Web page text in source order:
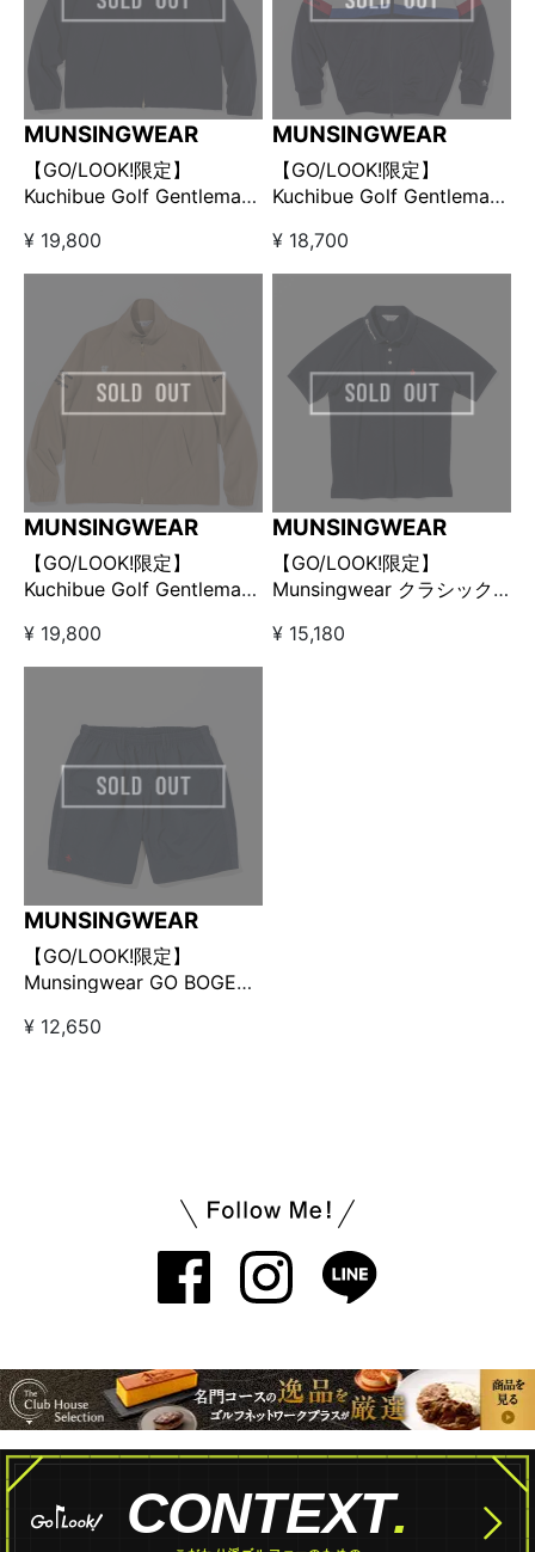
MUNSINGWEAR
【GO/LOOK!限定】
Kuchibue Golf Gentleman
トップブルゾン ネイビー
¥ 19,800
MUNSINGWEAR
【GO/LOOK!限定】
Kuchibue Golf Gentleman
ジャケット ネイビー
¥ 18,700
MUNSINGWEAR
【GO/LOOK!限定】
Kuchibue Golf Gentleman
トップブルゾン ベージュ
¥ 19,800
MUNSINGWEAR
【GO/LOOK!限定】
Munsingwear クラシック
¥ 15,180
MUNSINGWEAR
【GO/LOOK!限定】
Munsingwear GO BOGEY
¥ 12,650